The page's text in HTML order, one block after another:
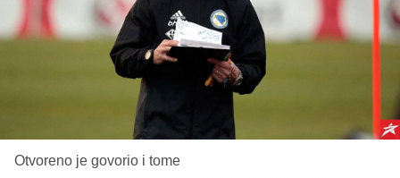
Otvoreno je govorio i tome